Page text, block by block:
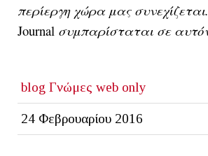
περίεργη χώρα μας
Journal συμπαρίσταται σε
blog Γνώμες web only
24 Φεβρουαρίου 2016